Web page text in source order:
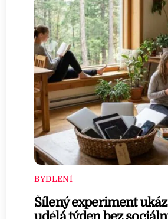
BYDLENÍ
Šílený experiment